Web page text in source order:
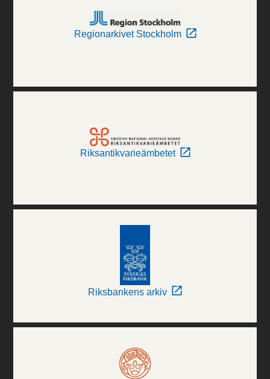
Regionarkivet Stockholm
Riksantikvarieämbetet
Riksbankens arkiv